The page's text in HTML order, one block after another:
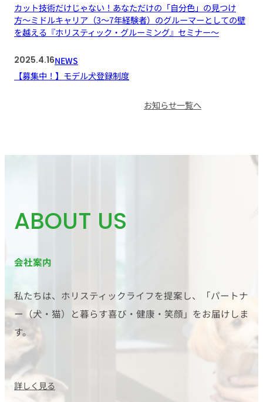
カット技術だけじゃない！あなただけの「自分色」の見つけ
方〜ミドルキャリア（3～7年経験者）のグルーマーとしての壁
を越える『ホリスティック・グルーミング』セミナー〜
2025.4.16NEWS
【募集中！】モデル犬登録制度
お知らせ一覧へ
ABOUT US
会社案内
私たちは、ホリスティックライフを提案し、「パートナ
ー（犬・猫）と暮らす喜び・健康・笑顔」をお届けしま
す。
詳しく見る